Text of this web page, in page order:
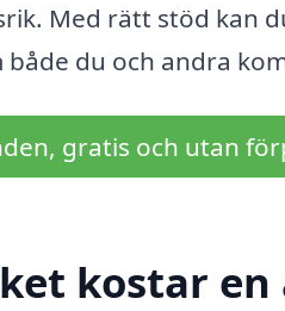
Med rätt stöd kan
du och andra
gratis och utan
kostar